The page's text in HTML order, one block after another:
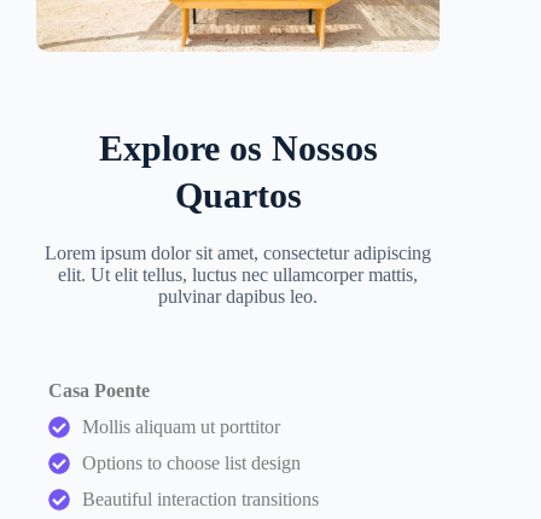
Explore os Nossos
Quartos
Lorem ipsum dolor sit amet, consectetur adipiscing
elit. Ut elit tellus, luctus nec ullamcorper mattis,
pulvinar dapibus leo.
Casa Poente
Mollis aliquam ut porttitor
Options to choose list design
Beautiful interaction transitions